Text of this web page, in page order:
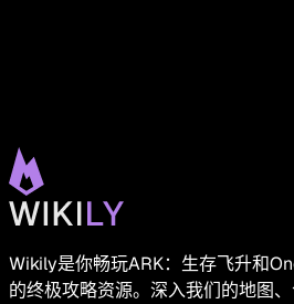
Wikily是你畅玩ARK：生存飞升和
的终极攻略资源。深入我们的地图